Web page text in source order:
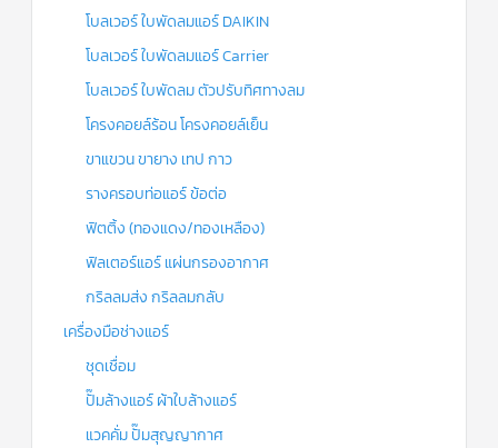
โบลเวอร์ ใบพัดลมแอร์ DAIKIN
โบลเวอร์ ใบพัดลมแอร์ Carrier
โบลเวอร์ ใบพัดลม ตัวปรับทิศทางลม
โครงคอยล์ร้อน โครงคอยล์เย็น
ขาแขวน ขายาง เทป กาว
รางครอบท่อแอร์ ข้อต่อ
ฟิตติ้ง (ทองแดง/ทองเหลือง)
ฟิลเตอร์แอร์ แผ่นกรองอากาศ
กริลลมส่ง กริลลมกลับ
เครื่องมือช่างแอร์
ชุดเชื่อม
ปั๊มล้างแอร์ ผ้าใบล้างแอร์
แวคคั่ม ปั๊มสุญญากาศ